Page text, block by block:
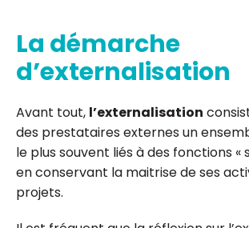
La démarche
d’externalisation
Avant tout, l’externalisation
des prestataires externes un
le plus souvent liés à des fonctions «
en conservant la maitrise de ses
projets.